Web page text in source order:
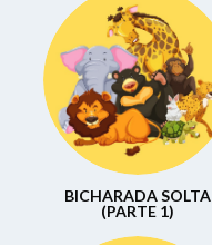
BICHARADA SOLTA
(PARTE 1)